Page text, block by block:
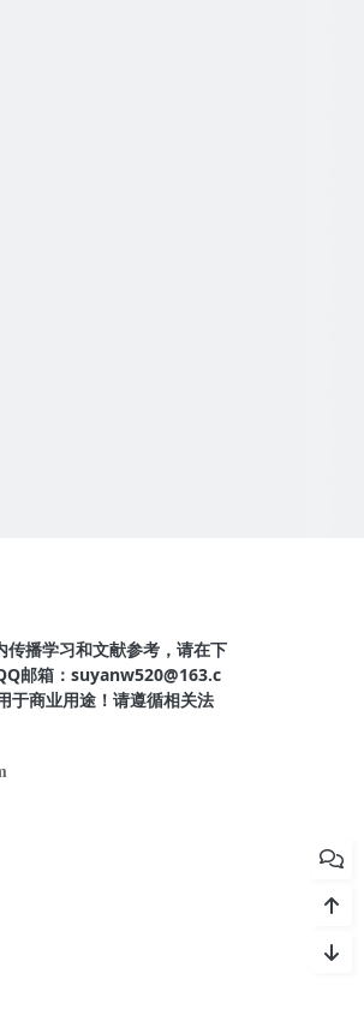
播学习和文献参考，请在下
邮箱：suyanw520@163.c
于商业用途！请遵循相关法